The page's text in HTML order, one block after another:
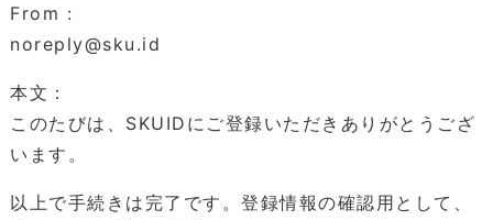
From :
noreply@sku.id
本文：
このたびは、SKUIDにご登録いただきありがとうござ
います。
以上で手続きは完了です。登録情報の確認用として、